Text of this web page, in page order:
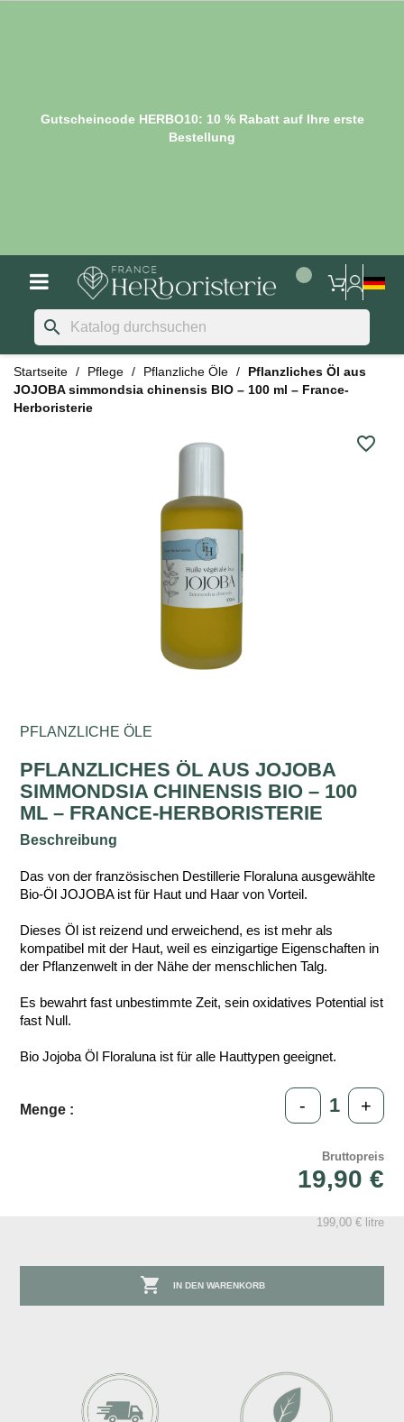
Gutscheincode HERBO10: 10 % Rabatt auf Ihre erste
Bestellung
search
Startseite Pflege Pflanzliche Öle
Pflanzliches Öl aus
JOJOBA simmondsia chinensis BIO – 100 ml – France-
Herboristerie
favorite_border
PFLANZLICHE ÖLE
PFLANZLICHES ÖL AUS JOJOBA
SIMMONDSIA CHINENSIS BIO – 100
ML – FRANCE-HERBORISTERIE
Beschreibung
Das von der französischen Destillerie Floraluna ausgewählte
Bio-Öl JOJOBA ist für Haut und Haar von Vorteil.
Dieses Öl ist reizend und erweichend, es ist mehr als
kompatibel mit der Haut, weil es einzigartige Eigenschaften in
der Pflanzenwelt in der Nähe der menschlichen Talg.
Es bewahrt fast unbestimmte Zeit, sein oxidatives Potential ist
fast Null.
Bio Jojoba Öl Floraluna ist für alle Hauttypen geeignet.
Menge : - +
Bruttopreis
19,90 €
199,00 € litre
 IN DEN WARENKORB